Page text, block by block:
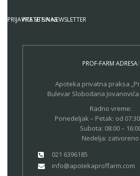
PRATITE NAS
PRIJAVITE SE NA NEWSLETTER
PROF-FARM ADRESA:
Apoteka privatna praksa
Bulevar Slobodana Jovanovića
Radno vreme:
Ponedeljak – Petak: od
Subota: 08:00 –
Nedelja: zatvoreno
021 6396185
info@apotekaproffarm.com